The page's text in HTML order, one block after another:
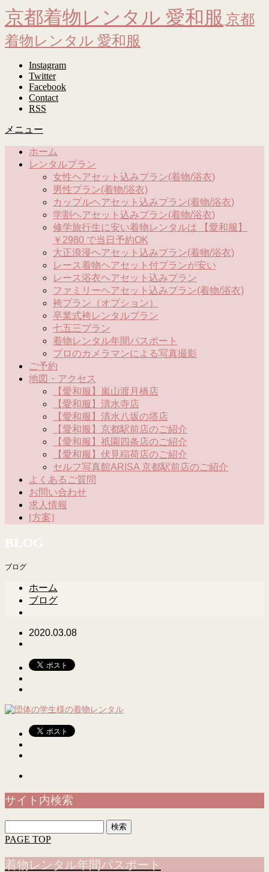
京都着物レンタル 愛和服 京都
着物レンタル 愛和服
Instagram
Twitter
Facebook
Contact
RSS
メニュー
ホーム
レンタルプラン
女性ヘアセット込みプラン(着物/浴衣)
男性プラン(着物/浴衣)
カップルヘアセット込みプラン(着物/浴衣)
学割ヘアセット込みプラン(着物/浴衣)
修学旅行生に安い着物レンタルは 【愛和服】
￥2980 で当日予約OK
大正浪漫ヘアセット込みプラン(着物/浴衣)
レース着物ヘアセット付プランが安い
レース浴衣ヘアセット込みプラン
ファミリーヘアセット込みプラン(着物/浴衣)
袴プラン（オプション）
卒業式袴レンタルプラン
七五三プラン
着物レンタル年間パスポート
プロのカメラマンによる写真撮影
ご予約
地図・アクセス
【愛和服】嵐山渡月橋店
【愛和服】清水寺店
【愛和服】清水八坂の塔店
【愛和服】京都駅前店のご紹介
【愛和服】祇園四条店のご紹介
【愛和服】伏見稲荷店のご紹介
セルフ写真館ARISA 京都駅前店のご紹介
よくあるご質問
お問い合わせ
求人情報
[方案]
BLOG
ブログ
ホーム
ブログ
2020.03.08
サイト内検索
索:
PAGE TOP
着物レンタル年間パスポート